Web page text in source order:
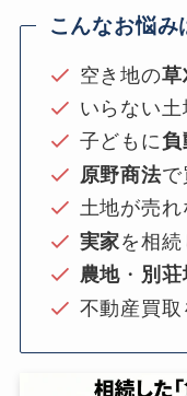
こんなお悩み
空き地の草
いらない
子どもに負
原野商法で
土地が売
実家を相
農地 ・ 別荘
不動産買取